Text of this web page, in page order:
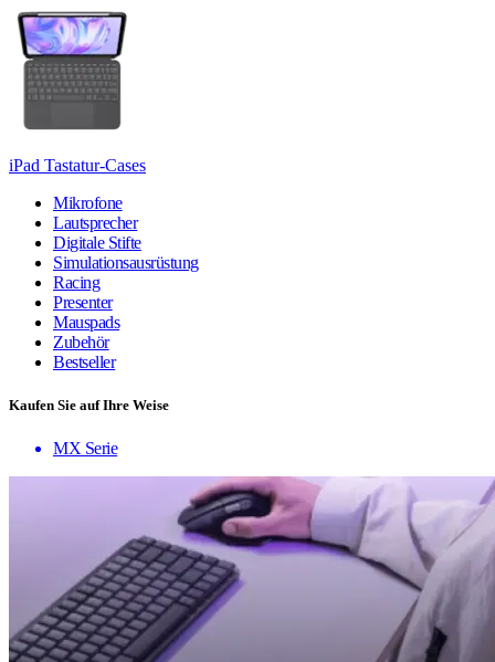
iPad Tastatur-Cases
Mikrofone
Lautsprecher
Digitale Stifte
Simulationsausrüstung
Racing
Presenter
Mauspads
Zubehör
Bestseller
Kaufen Sie auf Ihre Weise
MX Serie